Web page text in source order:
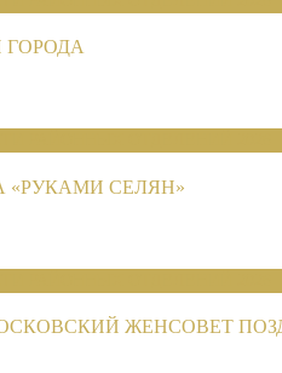
ГОРОДА
«РУКАМИ СЕЛЯН»
ЖЕНСОВЕТ